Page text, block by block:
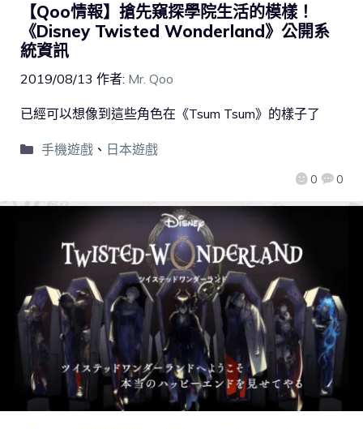
【Qoo情報】搶先窺探學院生活的模樣！
《Disney Twisted Wonderland》公開系
統資訊
2019/08/13 作者: Mr. Qoo
0 0
已經可以想像到這些角色在《Tsum Tsum》的樣子了
手機遊戲、 日本遊戲